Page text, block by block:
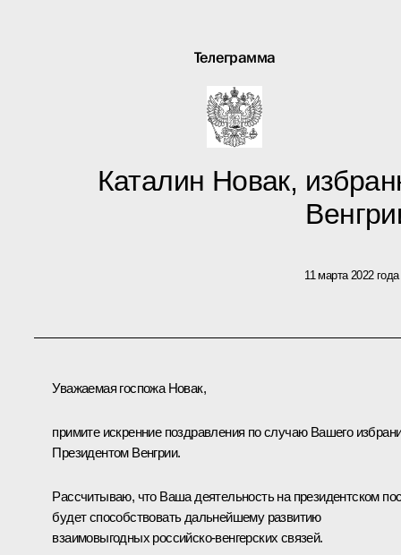
Телеграмма
Каталин Новак,
11 марта 2022 года
Уважаемая госпожа Новак,
примите искренние поздравления по случаю Вашего
Президентом Венгрии.
Рассчитываю, что Ваша деятельность на президентском
будет способствовать дальнейшему развитию
взаимовыгодных российско-венгерских связей.